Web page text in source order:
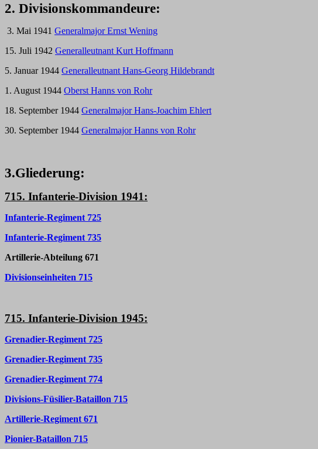
2. Divisionskommandeure:
3. Mai 1941 Generalmajor Ernst Wening
15. Juli 1942 Generalleutnant Kurt Hoffmann
5. Januar 1944 Generalleutnant Hans-Georg Hildebrandt
1. August 1944 Oberst Hanns von Rohr
18. September 1944 Generalmajor Hans-Joachim Ehlert
30. September 1944 Generalmajor Hanns von Rohr
3.Gliederung:
715. Infanterie-Division 1941:
Infanterie-Regiment 725
Infanterie-Regiment 735
Artillerie-Abteilung 671
Divisionseinheiten 715
715. Infanterie-Division 1945:
Grenadier-Regiment 725
Grenadier-Regiment 735
Grenadier-Regiment 774
Divisions-Füsilier-Bataillon 715
Artillerie-Regiment 671
Pionier-Bataillon 715